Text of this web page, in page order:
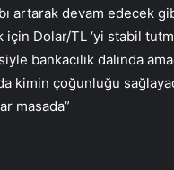
artarak devam edecek
Dolar/TL ‘yi stabil
bankacılık dalında
çoğunluğu
masada”